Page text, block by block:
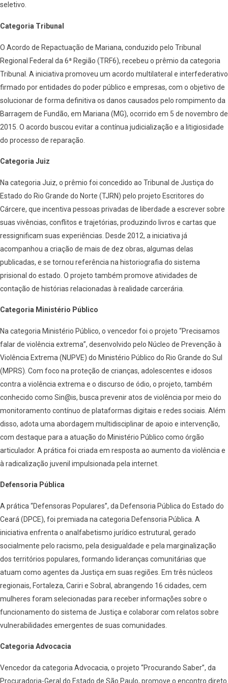
seletivo.
Categoria Tribunal
O Acordo de Repactuação de Mariana, conduzido pelo Tribunal
Regional Federal da 6ª Região (TRF6), recebeu o prêmio da categoria
Tribunal. A iniciativa promoveu um acordo multilateral e interfederativo
firmado por entidades do poder público e empresas, com o objetivo de
solucionar de forma definitiva os danos causados pelo rompimento da
Barragem de Fundão, em Mariana (MG), ocorrido em 5 de novembro de
2015. O acordo buscou evitar a contínua judicialização e a litigiosidade
do processo de reparação.
Categoria Juiz
Na categoria Juiz, o prêmio foi concedido ao Tribunal de Justiça do
Estado do Rio Grande do Norte (TJRN) pelo projeto Escritores do
Cárcere, que incentiva pessoas privadas de liberdade a escrever sobre
suas vivências, conflitos e trajetórias, produzindo livros e cartas que
ressignificam suas experiências. Desde 2012, a iniciativa já
acompanhou a criação de mais de dez obras, algumas delas
publicadas, e se tornou referência na historiografia do sistema
prisional do estado. O projeto também promove atividades de
contação de histórias relacionadas à realidade carcerária.
Categoria Ministério Público
Na categoria Ministério Público, o vencedor foi o projeto “Precisamos
falar de violência extrema”, desenvolvido pelo Núcleo de Prevenção à
Violência Extrema (NUPVE) do Ministério Público do Rio Grande do Sul
(MPRS). Com foco na proteção de crianças, adolescentes e idosos
contra a violência extrema e o discurso de ódio, o projeto, também
conhecido como Sin@is, busca prevenir atos de violência por meio do
monitoramento contínuo de plataformas digitais e redes sociais. Além
disso, adota uma abordagem multidisciplinar de apoio e intervenção,
com destaque para a atuação do Ministério Público como órgão
articulador. A prática foi criada em resposta ao aumento da violência e
à radicalização juvenil impulsionada pela internet.
Defensoria Pública
A prática “Defensoras Populares”, da Defensoria Pública do Estado do
Ceará (DPCE), foi premiada na categoria Defensoria Pública. A
iniciativa enfrenta o analfabetismo jurídico estrutural, gerado
socialmente pelo racismo, pela desigualdade e pela marginalização
dos territórios populares, formando lideranças comunitárias que
atuam como agentes da Justiça em suas regiões. Em três núcleos
regionais, Fortaleza, Cariri e Sobral, abrangendo 16 cidades, cem
mulheres foram selecionadas para receber informações sobre o
funcionamento do sistema de Justiça e colaborar com relatos sobre
vulnerabilidades emergentes de suas comunidades.
Categoria Advocacia
Vencedor da categoria Advocacia, o projeto “Procurando Saber”, da
Procuradoria-Geral do Estado de São Paulo, promove o encontro direto